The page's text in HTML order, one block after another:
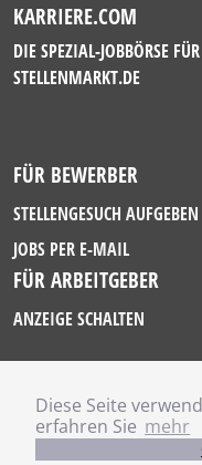
Diese Seite
erfahren Sie mehr
KARRIERE.COM
DIE SPEZIAL-JOBBÖRSE
STELLENMARKT.DE
FÜR BEWERBER
STELLENGESUCH AUFGEBEN
JOBS PER E-MAIL
FÜR ARBEITGEBER
ANZEIGE SCHALTEN
IMPRESSUM
DATENSCHUTZ